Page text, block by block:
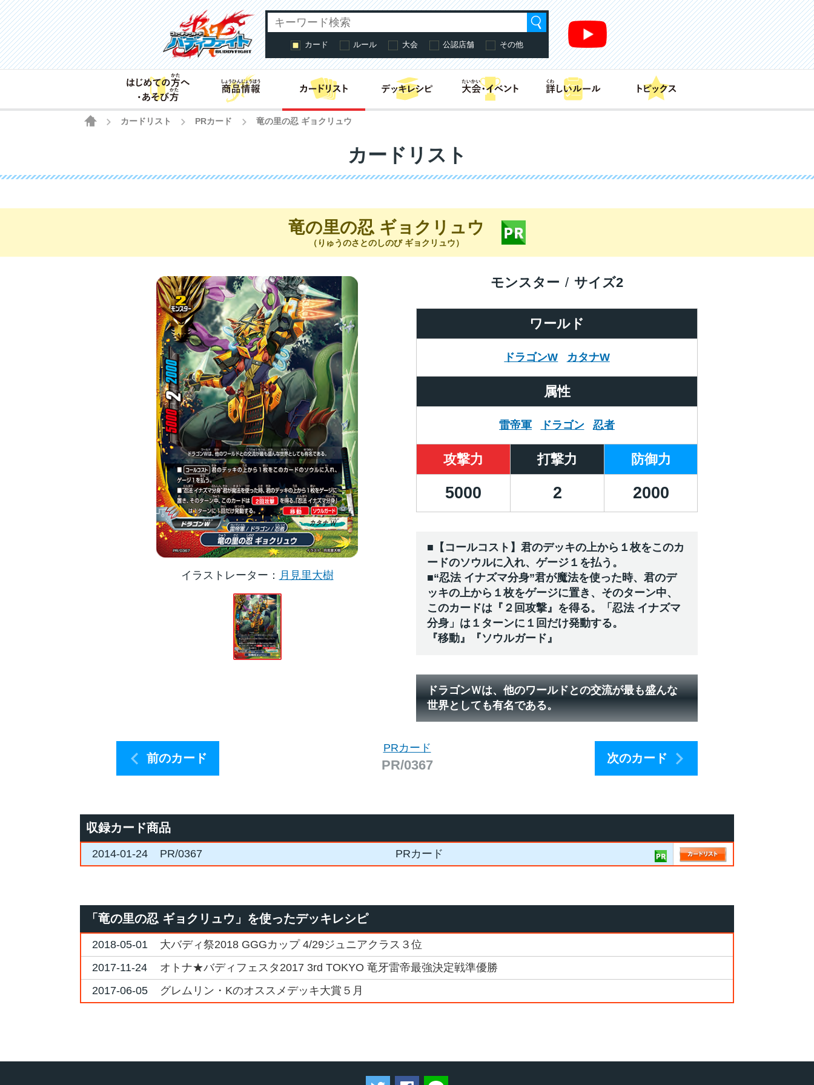
カード ルール 大会 公認店舗 その他
はじめての方へ・あそび方商品情報 カードリスト
HOME
カードリスト PRカード 竜の里の忍 ギョクリュウ
カードリスト
竜の里の忍 ギョクリュウ
（りゅうのさとのしのび ギョクリュウ）
イラストレーター 月見里大樹
ワールド
ドラゴンW カタナW
モンスター サイズ2
属性
雷帝軍 ドラゴン 忍者
攻撃力 打撃力 防御力
5000 2 2000
■【コールコスト】君のデッキの上から１枚をこのカ
ードのソウルに入れ、ゲージ１を払う。
■“忍法 イナズマ分身”君が魔法を使った時、君のデ
ッキの上から１枚をゲージに置き、そのターン中、
このカードは『２回攻撃』を得る。「忍法 イナズマ
分身」は１ターンに１回だけ発動する。
『移動』『ソウルガード』
ドラゴンＷは、他のワールドとの交流が最も盛んな
世界としても有名である。
前のカード
PRカード
PR/0367 次のカード
収録カード商品
2014-01-24 PR/0367 PRカード
「竜の里の忍 ギョクリュウ」を使ったデッキレシピ
2018-05-01
大バディ祭2018 GGGカップ 4/29ジュニアクラス３位
2017-11-24
オトナ★バディフェスタ2017 3rd TOKYO 竜牙雷帝最強決定戦準優勝
2017-06-05
グレムリン・Kのオススメデッキ大賞５月